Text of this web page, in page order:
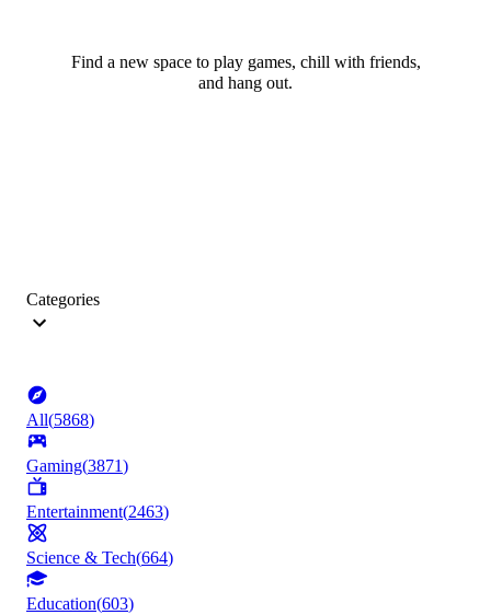
Find a new space to play games, chill with friends,
and hang out.
Categories
All(5868)
Gaming(3871)
Entertainment(2463)
Science & Tech(664)
Education(603)